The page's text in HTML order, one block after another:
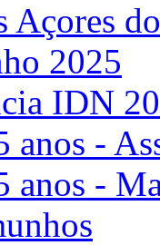
Açores
2025
IDN
anos -
anos -